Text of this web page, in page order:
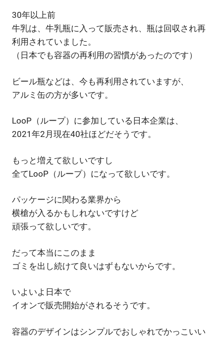
30年以上前
牛乳は、牛乳瓶に入って販売され、瓶は回収され再
利用されていました。
（日本でも容器の再利用の習慣があったのです）
ビール瓶などは、今も再利用されていますが、
アルミ缶の方が多いです。
LooP（ループ）に参加している日本企業は、
2021年2月現在40社ほどだそうです。
もっと増えて欲しいですし
全てLooP（ループ）になって欲しいです。
パッケージに関わる業界から
横槍が入るかもしれないですけど
頑張って欲しいです。
だって本当にこのまま
ゴミを出し続けて良いはずもないからです。
いよいよ日本で
イオンで販売開始がされるそうです。
容器のデザインはシンプルでおしゃれでかっこいい